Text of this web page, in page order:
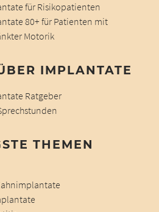
für Risikopatienten
80+ für Patienten mit
Motorik
IMPLANTATE
Ratgeber
THEMEN